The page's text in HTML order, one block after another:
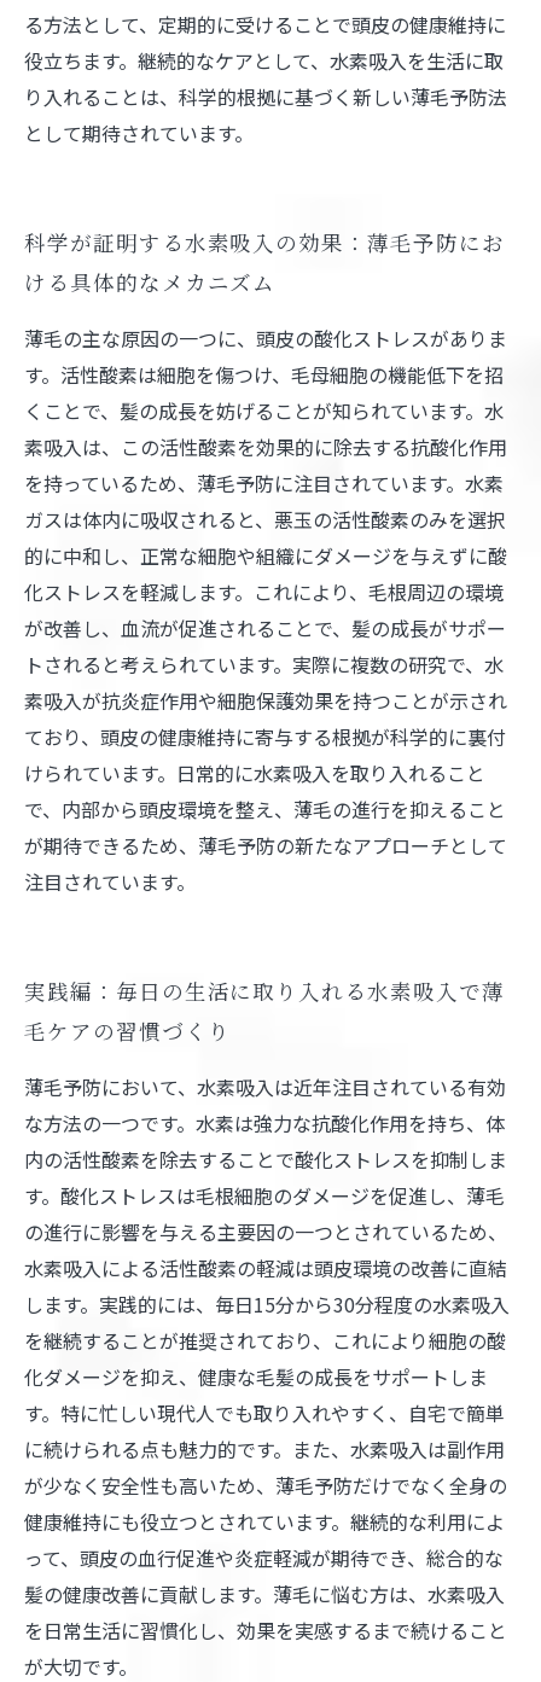
る方法として、定期的に受けることで頭皮の健康維持に
役立ちます。継続的なケアとして、水素吸入を生活に取
り入れることは、科学的根拠に基づく新しい薄毛予防法
として期待されています。
科学が証明する水素吸入の効果：薄毛予防にお
ける具体的なメカニズム
薄毛の主な原因の一つに、頭皮の酸化ストレスがありま
す。活性酸素は細胞を傷つけ、毛母細胞の機能低下を招
くことで、髪の成長を妨げることが知られています。水
素吸入は、この活性酸素を効果的に除去する抗酸化作用
を持っているため、薄毛予防に注目されています。水素
ガスは体内に吸収されると、悪玉の活性酸素のみを選択
的に中和し、正常な細胞や組織にダメージを与えずに酸
化ストレスを軽減します。これにより、毛根周辺の環境
が改善し、血流が促進されることで、髪の成長がサポー
トされると考えられています。実際に複数の研究で、水
素吸入が抗炎症作用や細胞保護効果を持つことが示され
ており、頭皮の健康維持に寄与する根拠が科学的に裏付
けられています。日常的に水素吸入を取り入れること
で、内部から頭皮環境を整え、薄毛の進行を抑えること
が期待できるため、薄毛予防の新たなアプローチとして
注目されています。
実践編：毎日の生活に取り入れる水素吸入で薄
毛ケアの習慣づくり
薄毛予防において、水素吸入は近年注目されている有効
な方法の一つです。水素は強力な抗酸化作用を持ち、体
内の活性酸素を除去することで酸化ストレスを抑制しま
す。酸化ストレスは毛根細胞のダメージを促進し、薄毛
の進行に影響を与える主要因の一つとされているため、
水素吸入による活性酸素の軽減は頭皮環境の改善に直結
します。実践的には、毎日15分から30分程度の水素吸入
を継続することが推奨されており、これにより細胞の酸
化ダメージを抑え、健康な毛髪の成長をサポートしま
す。特に忙しい現代人でも取り入れやすく、自宅で簡単
に続けられる点も魅力的です。また、水素吸入は副作用
が少なく安全性も高いため、薄毛予防だけでなく全身の
健康維持にも役立つとされています。継続的な利用によ
って、頭皮の血行促進や炎症軽減が期待でき、総合的な
髪の健康改善に貢献します。薄毛に悩む方は、水素吸入
を日常生活に習慣化し、効果を実感するまで続けること
が大切です。